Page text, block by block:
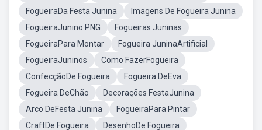
FogueiraDa Festa Junina
Imagens De Fogueira Junina
FogueiraJunino PNG
Fogueiras Juninas
FogueiraPara Montar
Fogueira JuninaArtificial
FogueiraJuninos
Como FazerFogueira
ConfecçãoDe Fogueira
Fogueira DeEva
Fogueira DeChão
Decorações FestaJunina
Arco DeFesta Junina
FogueiraPara Pintar
CraftDe Fogueira
DesenhoDe Fogueira